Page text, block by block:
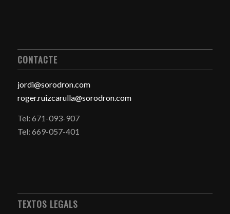
CONTACTE
jordi@sorodron.com
roger.ruizcarulla@sorodron.com
Tel: 671-093-907
Tel: 669-057-401
TEXTOS LEGALS